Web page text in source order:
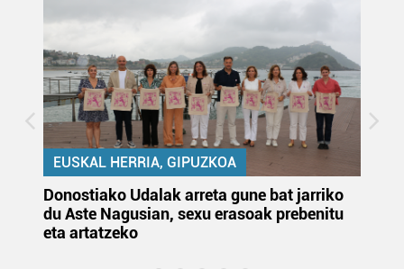
EUSKAL HERRIA, GIPUZKOA
Donostiako Udalak arreta gune bat jarriko
du Aste Nagusian, sexu erasoak prebenitu
eta artatzeko